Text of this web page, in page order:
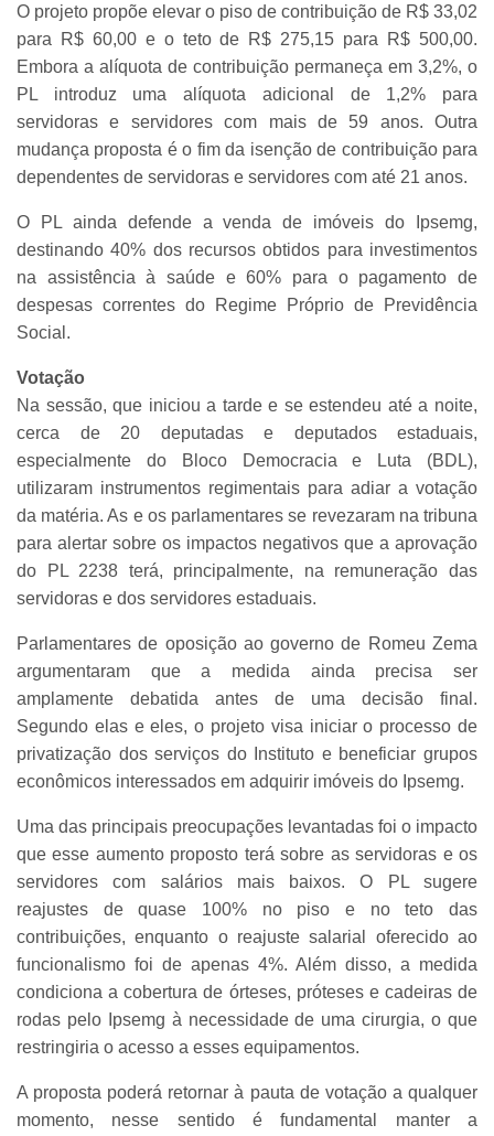
O projeto propõe elevar o piso de contribuição de R$ 33,02
para R$ 60,00 e o teto de R$ 275,15 para R$ 500,00.
Embora a alíquota de contribuição permaneça em 3,2%, o
PL introduz uma alíquota adicional de 1,2% para
servidoras e servidores com mais de 59 anos. Outra
mudança proposta é o fim da isenção de contribuição para
dependentes de servidoras e servidores com até 21 anos.
O PL ainda defende a venda de imóveis do Ipsemg,
destinando 40% dos recursos obtidos para investimentos
na assistência à saúde e 60% para o pagamento de
despesas correntes do Regime Próprio de Previdência
Social.
Votação
Na sessão, que iniciou a tarde e se estendeu até a noite,
cerca de 20 deputadas e deputados estaduais,
especialmente do Bloco Democracia e Luta (BDL),
utilizaram instrumentos regimentais para adiar a votação
da matéria. As e os parlamentares se revezaram na tribuna
para alertar sobre os impactos negativos que a aprovação
do PL 2238 terá, principalmente, na remuneração das
servidoras e dos servidores estaduais.
Parlamentares de oposição ao governo de Romeu Zema
argumentaram que a medida ainda precisa ser
amplamente debatida antes de uma decisão final.
Segundo elas e eles, o projeto visa iniciar o processo de
privatização dos serviços do Instituto e beneficiar grupos
econômicos interessados em adquirir imóveis do Ipsemg.
Uma das principais preocupações levantadas foi o impacto
que esse aumento proposto terá sobre as servidoras e os
servidores com salários mais baixos. O PL sugere
reajustes de quase 100% no piso e no teto das
contribuições, enquanto o reajuste salarial oferecido ao
funcionalismo foi de apenas 4%. Além disso, a medida
condiciona a cobertura de órteses, próteses e cadeiras de
rodas pelo Ipsemg à necessidade de uma cirurgia, o que
restringiria o acesso a esses equipamentos.
A proposta poderá retornar à pauta de votação a qualquer
momento, nesse sentido é fundamental manter a